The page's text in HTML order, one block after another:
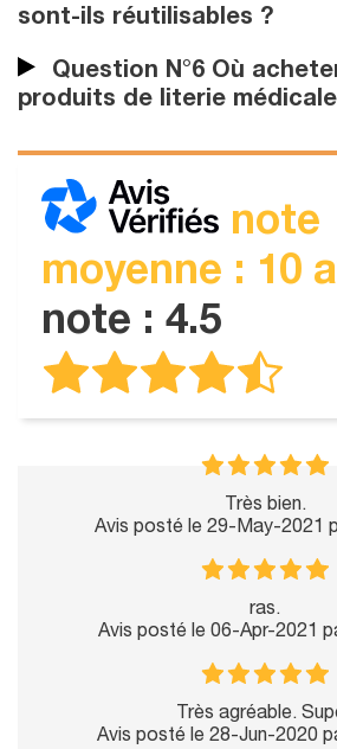
sont-ils réutilisables ?
Question N°6 Où
produits de literie
note
moyenne : 10
note : 4.5
Très bien.
Avis posté le 29-May-2021
ras.
Avis posté le 06-Apr-2021
Très agréable.
Avis posté le 28-Jun-2020